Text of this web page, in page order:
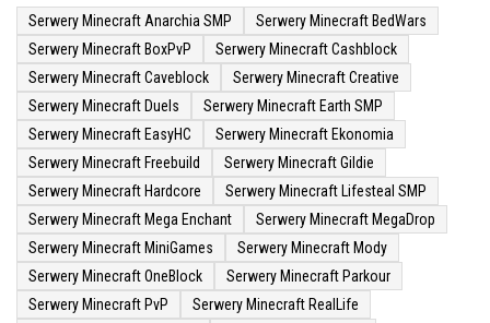
Serwery Minecraft Anarchia SMP
Serwery Minecraft BedWars
Serwery Minecraft BoxPvP
Serwery Minecraft Cashblock
Serwery Minecraft Caveblock
Serwery Minecraft Creative
Serwery Minecraft Duels
Serwery Minecraft Earth SMP
Serwery Minecraft EasyHC
Serwery Minecraft Ekonomia
Serwery Minecraft Freebuild
Serwery Minecraft Gildie
Serwery Minecraft Hardcore
Serwery Minecraft Lifesteal SMP
Serwery Minecraft Mega Enchant
Serwery Minecraft MegaDrop
Serwery Minecraft MiniGames
Serwery Minecraft Mody
Serwery Minecraft OneBlock
Serwery Minecraft Parkour
Serwery Minecraft PvP
Serwery Minecraft RealLife